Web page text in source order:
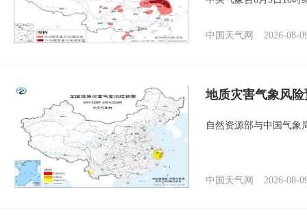
中国天气网 2026-08-
地质灾害气象风
自然资源部与中国气象
中国天气网 2026-08-